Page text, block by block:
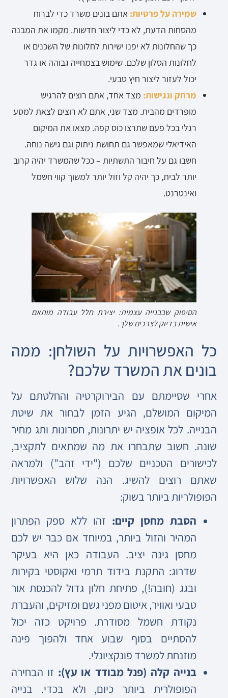
שמירה על פרטיות:אתם בונים משרד כדי לברוח
מהסחות הדעת, לא כדי ליצור חדשות. מקמו את המבנה
כך שהחלונות לא יפנו ישירות לחלונות של השכנים או
לחלונות הסלון שלכם. שימוש בצמחייה גבוהה או גדר
יכול לעזור ליצור חיץ טבעי.
מרחק ונגישות:מצד אחד, אתם רוצים להרגיש
מופרדים מהבית. מצד שני, אתם לא רוצים לצאת למסע
רגלי בכל פעם שתרצו כוס קפה. מצאו את המיקום
האידיאלי שמאפשר גם תחושת ניתוק וגם גישה נוחה.
חשבו גם על חיבור התשתיות – ככל שהמשרד יהיה קרוב
יותר לבית, כך יהיה קל וזול יותר למשוך קווי חשמל
ואינטרנט.
הסיפוק שבבנייה עצמית: יצירת חלל עבודה מותאם
אישית בדיוק לצרכים שלך.
כל האפשרויות על השולחן: ממה
בונים את המשרד שלכם?
אחרי שסיימתם עם הבירוקרטיה והחלטתם על
המיקום המושלם, הגיע הזמן לבחור את שיטת
הבנייה. לכל אופציה יש יתרונות, חסרונות ותג מחיר
שונה. חשוב שתבחרו את מה שמתאים לתקציב,
לכישורים הטכניים שלכם ("ידי זהב") ולמראה
שאתם רוצים להשיג. הנה שלוש האפשרויות
הפופולריות ביותר בשוק:
הסבת מחסן קיים:זהו ללא ספק הפתרון
המהיר והזול ביותר, במיוחד אם כבר יש לכם
מחסן גינה יציב. העבודה כאן היא בעיקר
שדרוג: התקנת בידוד תרמי ואקוסטי בקירות
ובגג (חובה!), פתיחת חלון גדול להכנסת אור
טבעי ואוויר, איטום מפני גשם ומזיקים, והעברת
נקודת חשמל מסודרת. פרויקט כזה יכול
להסתיים בסוף שבוע אחד ולהפוך פינה
מוזנחת למשרד פונקציונלי.
בנייה קלה (פנל מבודד או עץ):זו הבחירה
הפופולרית ביותר כיום, ולא בכדי. בנייה